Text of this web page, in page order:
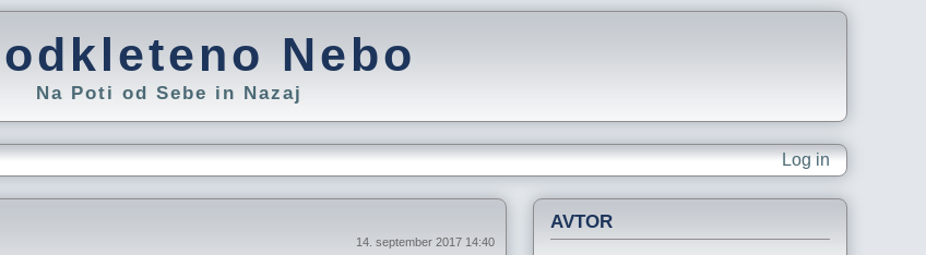
Nebo
Na Poti od Sebe in Nazaj
Log in
14. september 2017 14:40
AVTOR